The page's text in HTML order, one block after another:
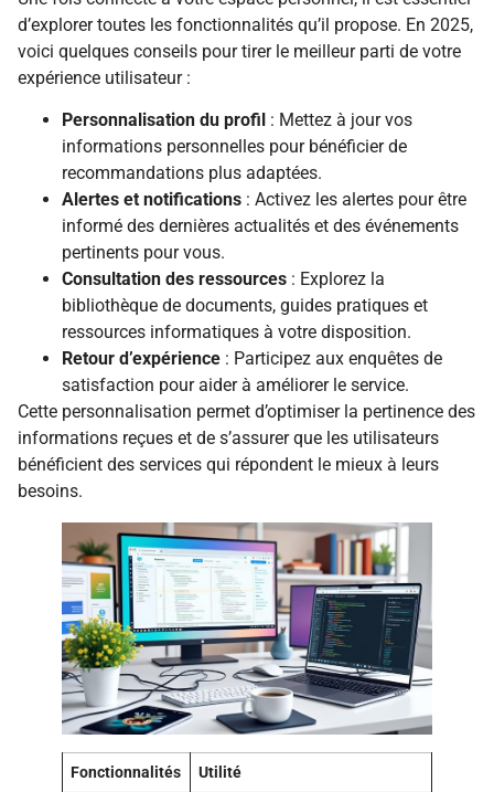
d’explorer toutes les fonctionnalités qu’il propose. En 2025,
voici quelques conseils pour tirer le meilleur parti de votre
expérience utilisateur :
Personnalisation du profil : Mettez à jour vos
informations personnelles pour bénéficier de
recommandations plus adaptées.
Alertes et notifications : Activez les alertes pour être
informé des dernières actualités et des événements
pertinents pour vous.
Consultation des ressources : Explorez la
bibliothèque de documents, guides pratiques et
ressources informatiques à votre disposition.
Retour d’expérience : Participez aux enquêtes de
satisfaction pour aider à améliorer le service.
Cette personnalisation permet d’optimiser la pertinence des
informations reçues et de s’assurer que les utilisateurs
bénéficient des services qui répondent le mieux à leurs
besoins.
Fonctionnalités Utilité